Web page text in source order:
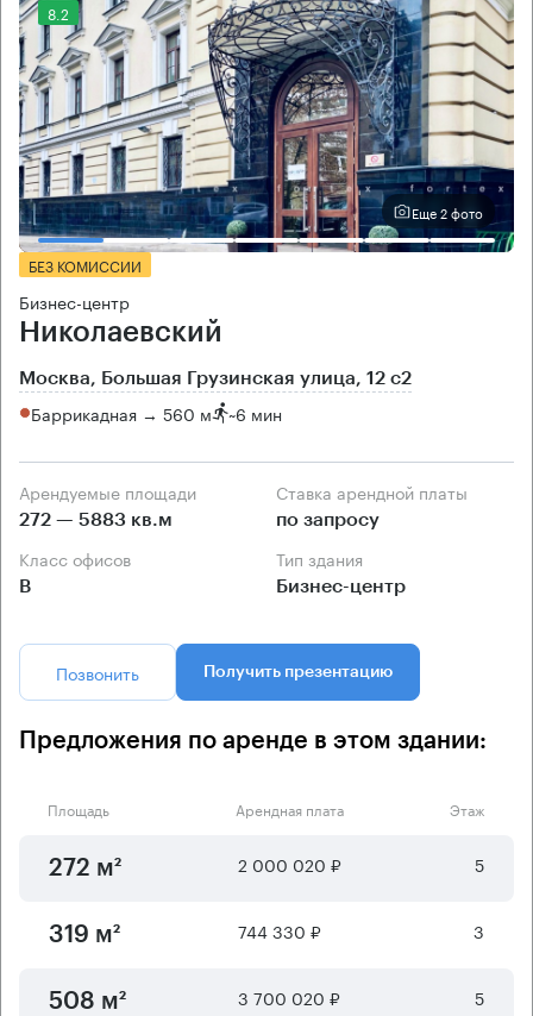
8.2
Еще 2 фото
БЕЗ КОМИССИИ
Бизнес-центр
Николаевский
Москва, Большая Грузинская улица, 12 с2
Баррикадная → 560 м ~6 мин
Арендуемые площади
272 — 5883 кв.м
Ставка арендной платы
по запросу
Класс офисов
B
Тип здания
Бизнес-центр
Позвонить Получить презентацию
Предложения по аренде в этом здании:
Площадь Арендная плата Этаж
272 м² 2 000 020 ₽ 5
319 м² 744 330 ₽ 3
508 м² 3 700 020 ₽ 5